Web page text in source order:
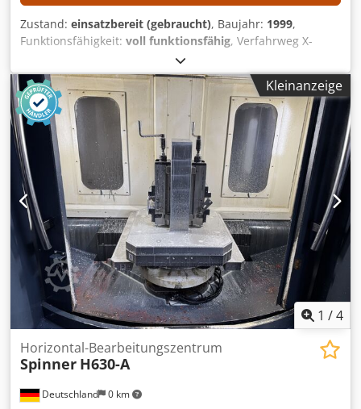
Zustand: einsatzbereit (gebraucht), Baujahr: 1999,
Funktionsfähigkeit: voll funktionsfähig, Verfahrweg X-
, Verfahrweg Y-Achse:
Z-Achse:560 mm, Werkstückgewicht (max.):600 kg, Anzahl
der Steckplätze im Werkzeugmagazin:
60, Schwenkwinkel
C-Achse (max.):
360 °
, Kein Mindestpreis - garantierter
Verkauf zum höchsten Gebot! TECHNISCHE DETAILS
Spindelaufnahme: SK40 Verfahrweg X-Achse: 600 mm
Verfahrweg Y-Achse: 560 mm Verfahrweg Z-Achse: 560 mm
Schwenkbereich B-Achse: 360° Anzahl Werkzeugplätze im
Magazin: 60 MASCHINEN-DETAILS Steuerung: Siemens
Cedpfszpxd Rex Aizsrf Anzahl Paletten: 2 Palettengröße:
400 × 500 mm Zulässige Palettenbelastung: 600 kg
Maschinengewicht: 10.500 kg
Kleinanzeige
1 /4
Deutschland 0 km
Horizontal-Bearbeitungszentrum
Spinner H630-A